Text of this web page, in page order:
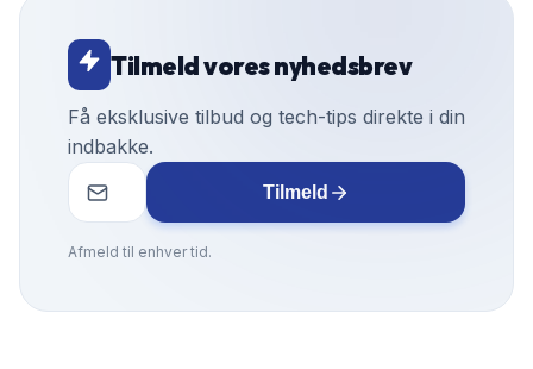
Tilmeld vores nyhedsbrev
Få eksklusive tilbud og tech-tips direkte i din
indbakke.
Tilmeld
Afmeld til enhver tid.